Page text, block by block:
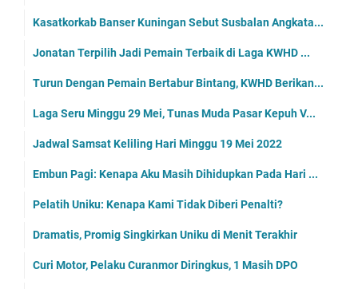
Kasatkorkab Banser Kuningan Sebut Susbalan Angkata...
Jonatan Terpilih Jadi Pemain Terbaik di Laga KWHD ...
Turun Dengan Pemain Bertabur Bintang, KWHD Berikan...
Laga Seru Minggu 29 Mei, Tunas Muda Pasar Kepuh V...
Jadwal Samsat Keliling Hari Minggu 19 Mei 2022
Embun Pagi: Kenapa Aku Masih Dihidupkan Pada Hari ...
Pelatih Uniku: Kenapa Kami Tidak Diberi Penalti?
Dramatis, Promig Singkirkan Uniku di Menit Terakhir
Curi Motor, Pelaku Curanmor Diringkus, 1 Masih DPO